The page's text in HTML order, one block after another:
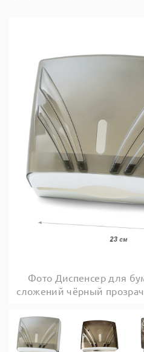
Фото Диспенсер для
сложений чёрный